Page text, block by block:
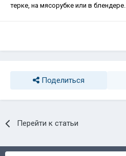
терке, на мясорубке или в блендере.
Поделиться
Перейти к статьи